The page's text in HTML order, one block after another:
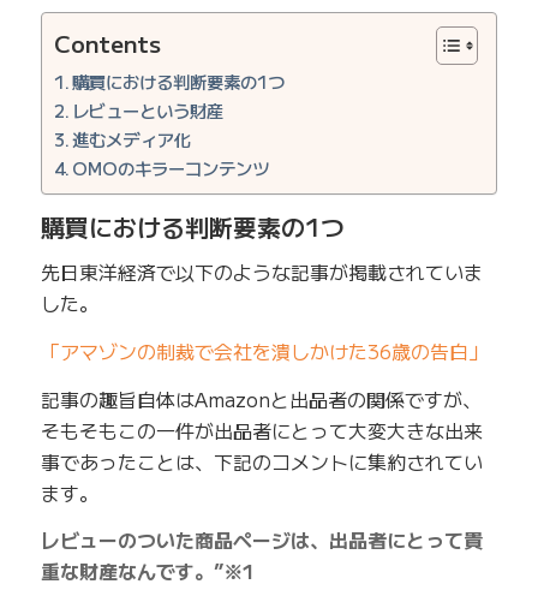
Contents
購買における判断要素の1つ
レビューという財産
進むメディア化
OMOのキラーコンテンツ
購買における判断要素の1つ
先日東洋経済で以下のような記事が掲載されていま
した。
「アマゾンの制裁で会社を潰しかけた36歳の告白」
記事の趣旨自体はAmazonと出品者の関係ですが、
そもそもこの一件が出品者にとって大変大きな出来
事であったことは、下記のコメントに集約されてい
ます。
レビューのついた商品ページは、出品者にとって貴
重な財産なんです。”※1